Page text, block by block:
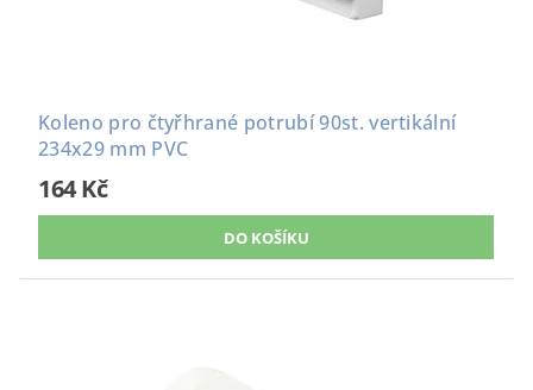
Koleno pro čtyřhrané potrubí 90st. vertikální
234x29 mm PVC
164 Kč